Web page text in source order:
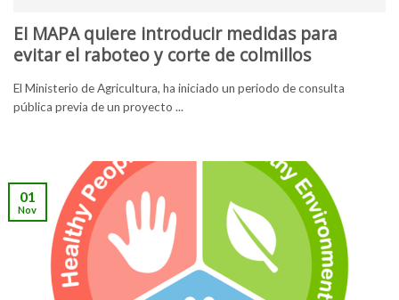
EI MAPA quiere introducir medidas para
evitar el raboteo y corte de colmillos
El Ministerio de Agricultura, ha iniciado un periodo de consulta
pública previa de un proyecto ...
01
Nov